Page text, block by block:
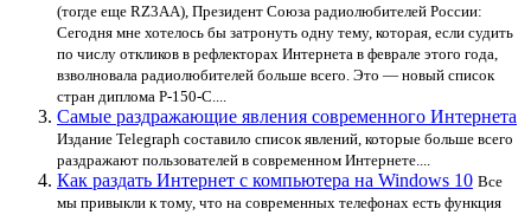
(тогде еще RZ3AA), Президент Союза радиолюбителей России:
Сегодня мне хотелось бы затронуть одну тему, которая, если судить
по числу откликов в рефлекторах Интернета в феврале этого года,
взволновала радиолюбителей больше всего. Это — новый список
стран диплома Р-150-С....
Самые раздражающие явления современного Интернета
Издание Telegraph составило список явлений, которые больше всего
раздражают пользователей в современном Интернете....
Как раздать Интернет с компьютера на Windows 10 Все
мы привыкли к тому, что на современных телефонах есть функция